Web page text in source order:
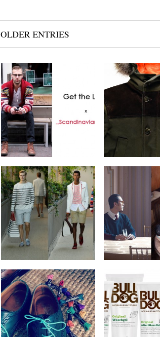
OLDER ENTRIES
Get The Look x
Scandinavian Jack
byMEXonSep 18, 2012
Blauer &
Hilfiger x
2012
Tommy Hilfiger x
Spring/Summer 2013
Collection
byMEXon Sep 12, 2012
2 Kommentare
Camo x Fall/
2012
byMEX Sep 10,
Keine
Steve & Co x Benjo’s
Shoe Laces
MEX onSep 6, 2012
Bulldog
Natural
byMEXon Sep 4,